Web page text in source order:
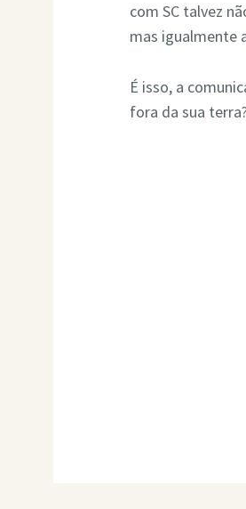
com SC talvez
mas igualmente
É isso, a
fora da sua